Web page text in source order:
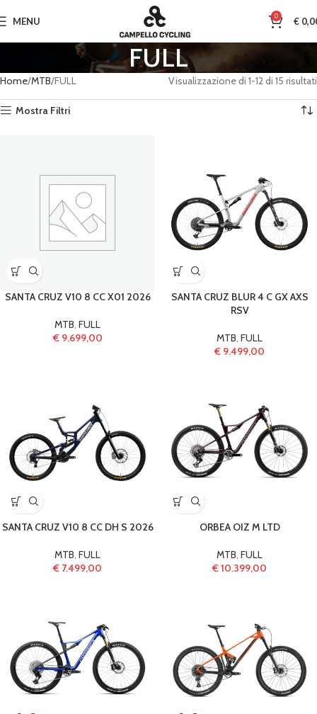
MENU 0 €
FULL
Home MTB FULL Visualizzazione di 1-12 di 15 risultati
Mostra Filtri
SANTA CRUZ V10 8 CC X01 2026
MTB, FULL
€9.699,00
SANTA CRUZ BLUR 4 C GX AXS
RSV
MTB, FULL
€ 9.499,00
SANTA CRUZ V10 8 CC DH S 2026
MTB, FULL
€ 7.499,00
ORBEA OIZ M LTD
MTB, FULL
€10.399,00